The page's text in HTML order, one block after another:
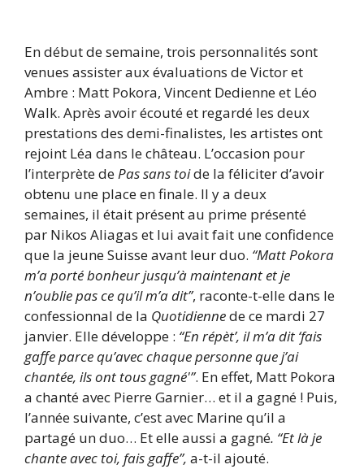
En début de semaine, trois personnalités sont
venues assister aux évaluations de Victor et
Ambre : Matt Pokora, Vincent Dedienne et Léo
Walk. Après avoir écouté et regardé les deux
prestations des demi-finalistes, les artistes ont
rejoint Léa dans le château. L’occasion pour
l’interprète dePas sans toide la féliciter d’avoir
obtenu une place en finale. Il y a deux
semaines, il était présent au prime présenté
par Nikos Aliagas et lui avait fait une confidence
que la jeune Suisse avant leur duo. “Matt Pokora
m’a porté bonheur jusqu’à maintenant et je
n’oublie pas ce qu’il m’a dit”, raconte-t-elle dans le
confessionnal de la Quotidiennede ce mardi 27
janvier. Elle développe : “En répèt’, il m’a dit ‘fais
gaffe parce qu’avec chaque personne que j’ai
chantée, ils ont tous gagné'”. En effet, Matt Pokora
a chanté avec Pierre Garnier… et il a gagné ! Puis,
l’année suivante, c’est avec Marine qu’il a
partagé un duo… Et elle aussi a gagné. “Et là je
chante avec toi, fais gaffe”, a-t-il ajouté.